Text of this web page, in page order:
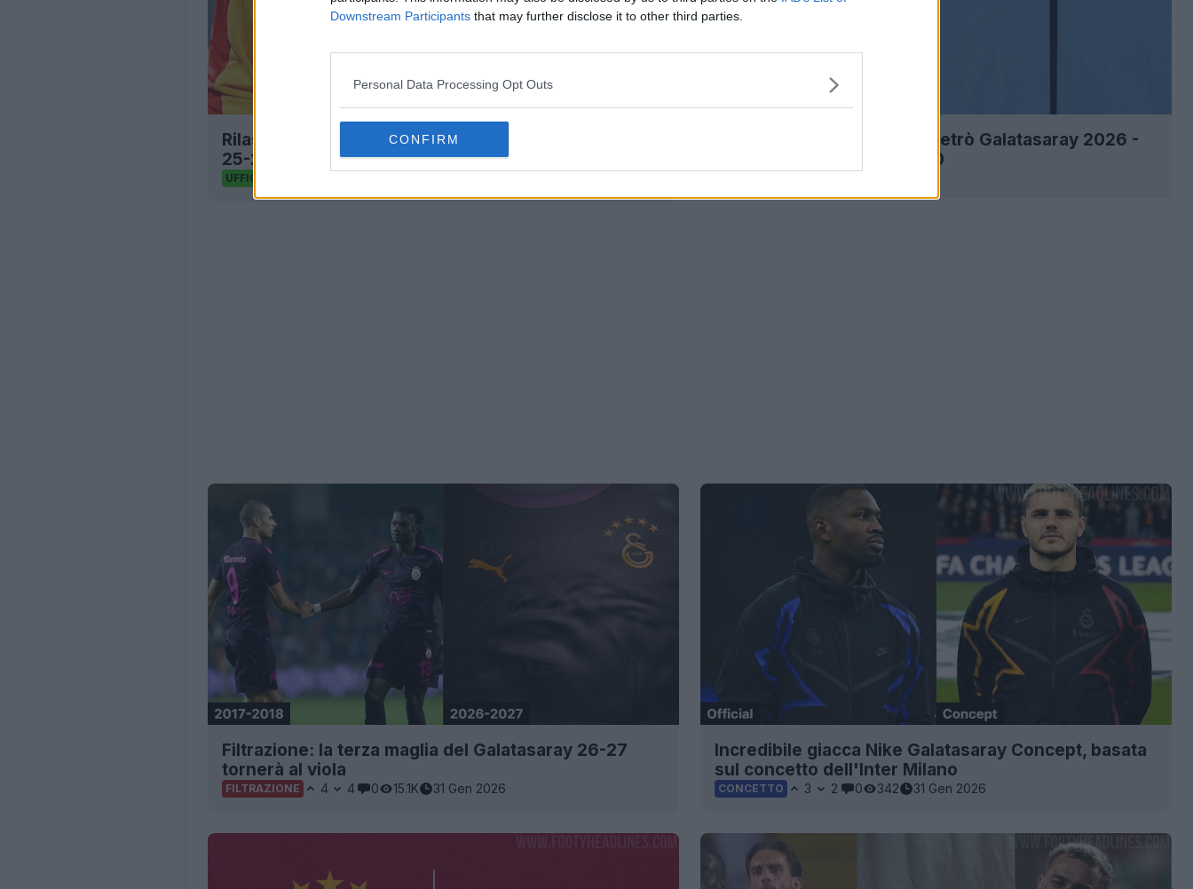
Downstream Participants that may further disclose it to other third parties.
Personal Data Processing Opt Outs
CONFIRM
Rilasciata la maglia speciale retrò del Galatasaray
25-26
UFFICIALE
Speciale: filtrata la giacca retrò Galatasaray 2026 -
Omaggio agli anni '70 e '80
23 12 0 1.9K 25 Feb 2026
Filtrazione: la terza maglia del Galatasaray 26-27
tornerà al viola
FILTRAZIONE 4 4 0 15.1K 31 Gen 2026
Incredibile giacca Nike Galatasaray Concept, basata
sul concetto dell'Inter Milano
CONCETTO 3 2 0 342 31 Gen 2026